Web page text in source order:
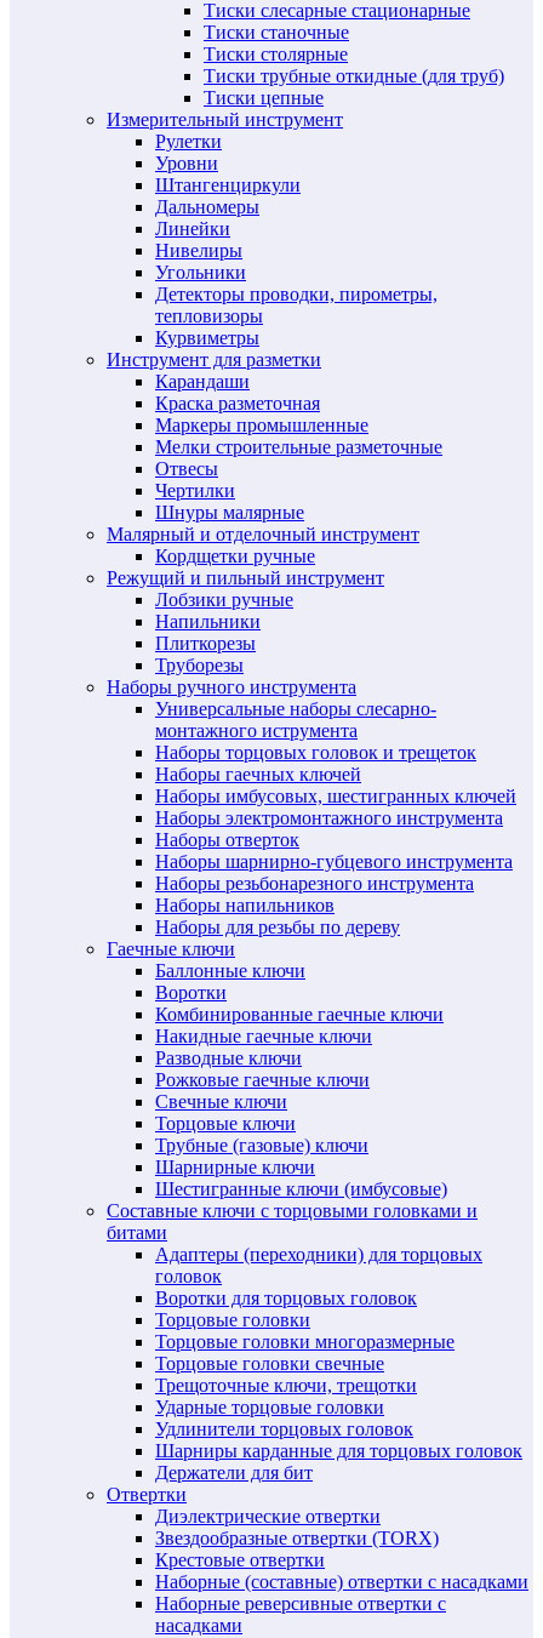
Тиски слесарные стационарные
Тиски станочные
Тиски столярные
Тиски трубные откидные (для труб)
Тиски цепные
Измерительный инструмент
Рулетки
Уровни
Штангенциркули
Дальномеры
Линейки
Нивелиры
Угольники
Детекторы проводки, пирометры,
тепловизоры
Курвиметры
Инструмент для разметки
Карандаши
Краска разметочная
Маркеры промышленные
Мелки строительные разметочные
Отвесы
Чертилки
Шнуры малярные
Малярный и отделочный инструмент
Кордщетки ручные
Режущий и пильный инструмент
Лобзики ручные
Напильники
Плиткорезы
Труборезы
Наборы ручного инструмента
Универсальные наборы слесарно-
монтажного иструмента
Наборы торцовых головок и трещеток
Наборы гаечных ключей
Наборы имбусовых, шестигранных ключей
Наборы электромонтажного инструмента
Наборы отверток
Наборы шарнирно-губцевого инструмента
Наборы резьбонарезного инструмента
Наборы напильников
Наборы для резьбы по дереву
Гаечные ключи
Баллонные ключи
Воротки
Комбинированные гаечные ключи
Накидные гаечные ключи
Разводные ключи
Рожковые гаечные ключи
Свечные ключи
Торцовые ключи
Трубные (газовые) ключи
Шарнирные ключи
Шестигранные ключи (имбусовые)
Составные ключи с торцовыми головками и
битами
Адаптеры (переходники) для торцовых
головок
Воротки для торцовых головок
Торцовые головки
Торцовые головки многоразмерные
Торцовые головки свечные
Трещоточные ключи, трещотки
Ударные торцовые головки
Удлинители торцовых головок
Шарниры карданные для торцовых головок
Держатели для бит
Отвертки
Диэлектрические отвертки
Звездообразные отвертки (TORX)
Крестовые отвертки
Наборные (составные) отвертки с насадками
Наборные реверсивные отвертки с
насадками